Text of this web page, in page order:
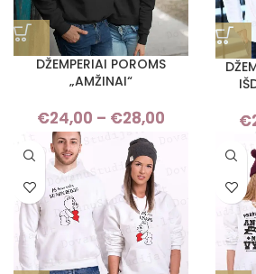
DŽEMPERIAI POROMS
„AMŽINAI“
€24,00 – €28,00
through
€28,00
€